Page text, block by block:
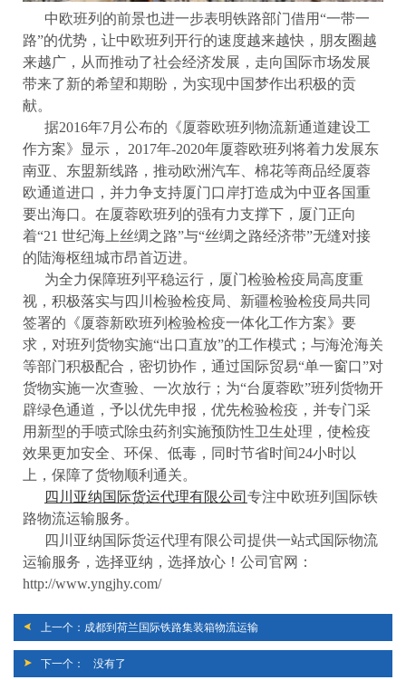
中欧班列的前景也进一步表明铁路部门借用“一带一
路”的优势，让中欧班列开行的速度越来越快，朋友圈越
来越广，从而推动了社会经济发展，走向国际市场发展
带来了新的希望和期盼，为实现中国梦作出积极的贡
献。
据2016年7月公布的《厦蓉欧班列物流新通道建设工
作方案》显示， 2017年-2020年厦蓉欧班列将着力发展东
南亚、东盟新线路，推动欧洲汽车、棉花等商品经厦蓉
欧通道进口，并力争支持厦门口岸打造成为中亚各国重
要出海口。在厦蓉欧班列的强有力支撑下，厦门正向
着“21 世纪海上丝绸之路”与“丝绸之路经济带”无缝对接
的陆海枢纽城市昂首迈进。
为全力保障班列平稳运行，厦门检验检疫局高度重
视，积极落实与四川检验检疫局、新疆检验检疫局共同
签署的《厦蓉新欧班列检验检疫一体化工作方案》要
求，对班列货物实施“出口直放”的工作模式；与海沧海关
等部门积极配合，密切协作，通过国际贸易“单一窗口”对
货物实施一次查验、一次放行；为“台厦蓉欧”班列货物开
辟绿色通道，予以优先申报，优先检验检疫，并专门采
用新型的手喷式除虫药剂实施预防性卫生处理，使检疫
效果更加安全、环保、低毒，同时节省时间24小时以
上，保障了货物顺利通关。
四川亚纳国际货运代理有限公司 专注中欧班列国际铁
路物流运输服务。
四川亚纳国际货运代理有限公司提供一站式国际物流
运输服务，选择亚纳，选择放心！公司官网：
http://www.yngjhy.com/
上一个： 成都到荷兰国际铁路集装箱物流运输
下一个： 没有了